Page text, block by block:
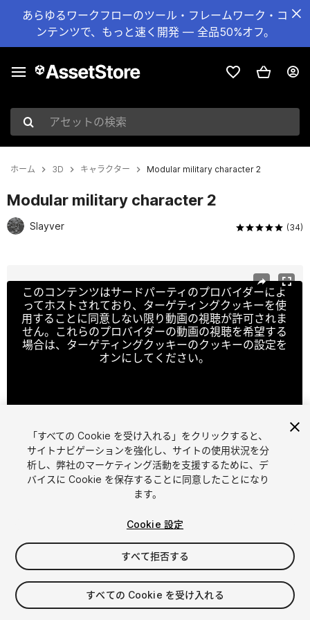
あらゆるワークフローのツール・フレームワーク・コ
ンテンツで、もっと速く開発 — 全品50%オフ。
アセットの検索
ホーム 3D キャラクター Modular military character 2
Modular military character 2
Slayver (34)
このコンテンツはサードパーティのプロバイダーによ
ってホストされており、ターゲティングクッキーを使
用することに同意しない限り動画の視聴が許可されま
せん。これらのプロバイダーの動画の視聴を希望する
場合は、ターゲティングクッキーのクッキーの設定を
オンにしてください。
1/ 32
$50
消費税は決済時に計算されます
「すべての Cookie を受け入れる」をクリックすると、
サイトナビゲーションを強化し、サイトの使用状況を分
析し、弊社のマーケティング活動を支援するために、デ
バイスに Cookie を保存することに同意したことになり
ます。
Cookie 設定
すべて拒否する
すべての Cookie を受け入れる